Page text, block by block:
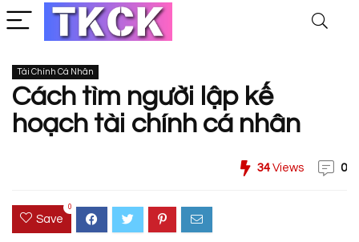
Tài Chính Cá Nhân
Cách tìm người lập kế
hoạch tài chính cá nhân
34 Views 0
Save
0